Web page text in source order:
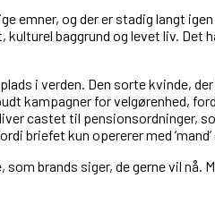
og der er stadig langt
baggrund og levet liv. Det
i verden. Den sorte kvinde,
kampagner for velgørenhed,
castet til pensionsordninger,
kun opererer med ‘mand’
brands siger, de gerne vil